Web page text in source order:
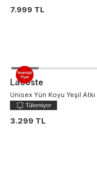
7.999 TL
Lacoste
Unisex Yün Koyu Yeşil Atkı
3.299 TL